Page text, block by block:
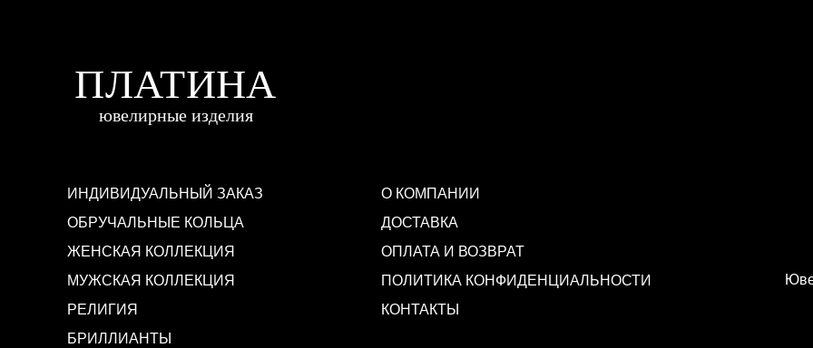
ИНДИВИДУАЛЬНЫЙ ЗАКАЗ
ОБРУЧАЛЬНЫЕ КОЛЬЦА
ЖЕНСКАЯ КОЛЛЕКЦИЯ
МУЖСКАЯ КОЛЛЕКЦИЯ
РЕЛИГИЯ
БРИЛЛИАНТЫ
О КОМПАНИИ
ДОСТАВКА
ОПЛАТА И ВОЗВРАТ
ПОЛИТИКА КОНФИДЕНЦИАЛЬНОСТИ
КОНТАКТЫ